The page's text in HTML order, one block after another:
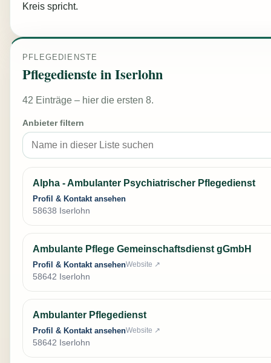
Kreis spricht.
PFLEGEDIENSTE
Pflegedienste in Iserlohn
42 Einträge – hier die ersten 8.
Anbieter filtern
Alpha - Ambulanter Psychiatrischer Pflegedienst
Profil & Kontakt ansehen
58638 Iserlohn
Ambulante Pflege Gemeinschaftsdienst gGmbH
Profil & Kontakt ansehenWebsite ↗
58642 Iserlohn
Ambulanter Pflegedienst
Profil & Kontakt ansehenWebsite ↗
58642 Iserlohn